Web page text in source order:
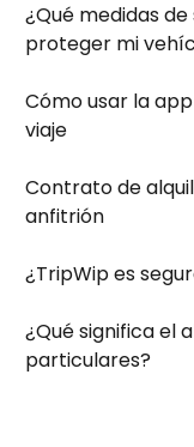
¿Qué medidas
proteger mi
Cómo usar la
viaje
Contrato de
anfitrión
¿TripWip es
¿Qué significa el
particulares?